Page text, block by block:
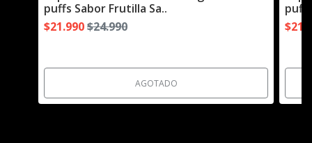
puffs Sabor Frutilla Sa..
$21.990$24.990
AGOTADO